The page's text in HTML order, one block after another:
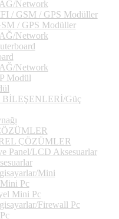
Network
/ GSM / GPS Modüller
/ GPS Modüller
Network
Network
Modül
Güç
ÇÖZÜMLER
Panel/LCD Aksesuarlar
Mini
Pc
Mini Pc
Firewall Pc